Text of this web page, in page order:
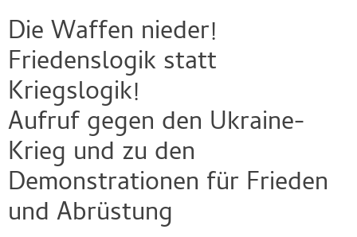
Die Waffen nieder!
Friedenslogik statt
Kriegslogik!
Aufruf gegen den Ukraine-
Krieg und zu den
Demonstrationen für Frieden
und Abrüstung